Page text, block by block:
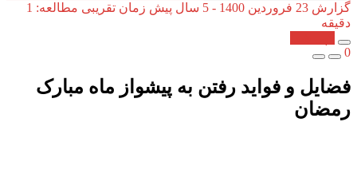
گزارش 23 فروردین 1400 - 5 سال پیش
زمان تقریبی مطالعه: 1
دقیقه
0
فضایل و فواید رفتن به پیشواز ماه مبارک
رمضان